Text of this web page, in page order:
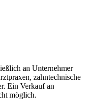
an Unternehmer
zahntechnische
Ein Verkauf an
möglich.